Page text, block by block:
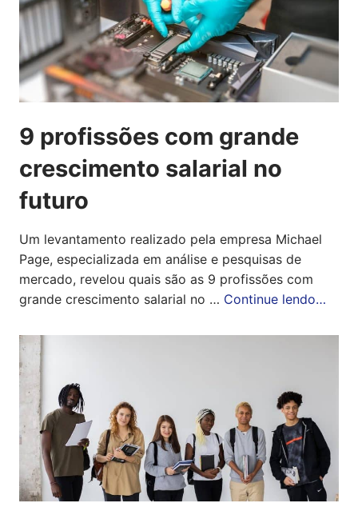
9 profissões com grande
crescimento salarial no
futuro
Um levantamento realizado pela empresa Michael
Page, especializada em análise e pesquisas de
mercado, revelou quais são as 9 profissões com
grande crescimento salarial no … Continue lendo…